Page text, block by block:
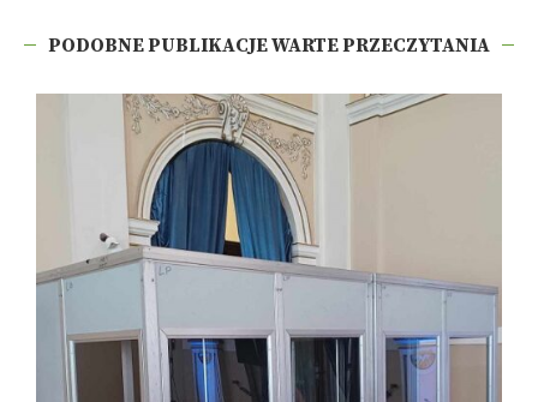
PODOBNE PUBLIKACJE WARTE PRZECZYTANIA